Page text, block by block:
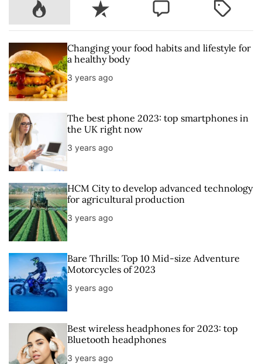
P
o
p
u
l
a
r
R
e
c
e
n
C
o
m
m
T
g
g
Changing your food habits and lifestyle for
a healthy body
3 years ago
The best phone 2023: top smartphones in
the UK right now
3 years ago
HCM City to develop advanced technology
for agricultural production
3 years ago
Bare Thrills: Top 10 Mid-size Adventure
Motorcycles of 2023
3 years ago
Best wireless headphones for 2023: top
Bluetooth headphones
3 years ago